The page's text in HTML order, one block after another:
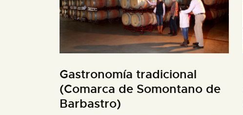
Gastronomía tradicional
(Comarca de Somontano de
Barbastro)